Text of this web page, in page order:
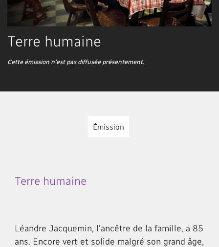
Terre humaine
Cette émission n'est pas diffusée présentement.
Émission
Terre humaine
Léandre Jacquemin, l'ancêtre de la famille, a 85
ans. Encore vert et solide malgré son grand âge,